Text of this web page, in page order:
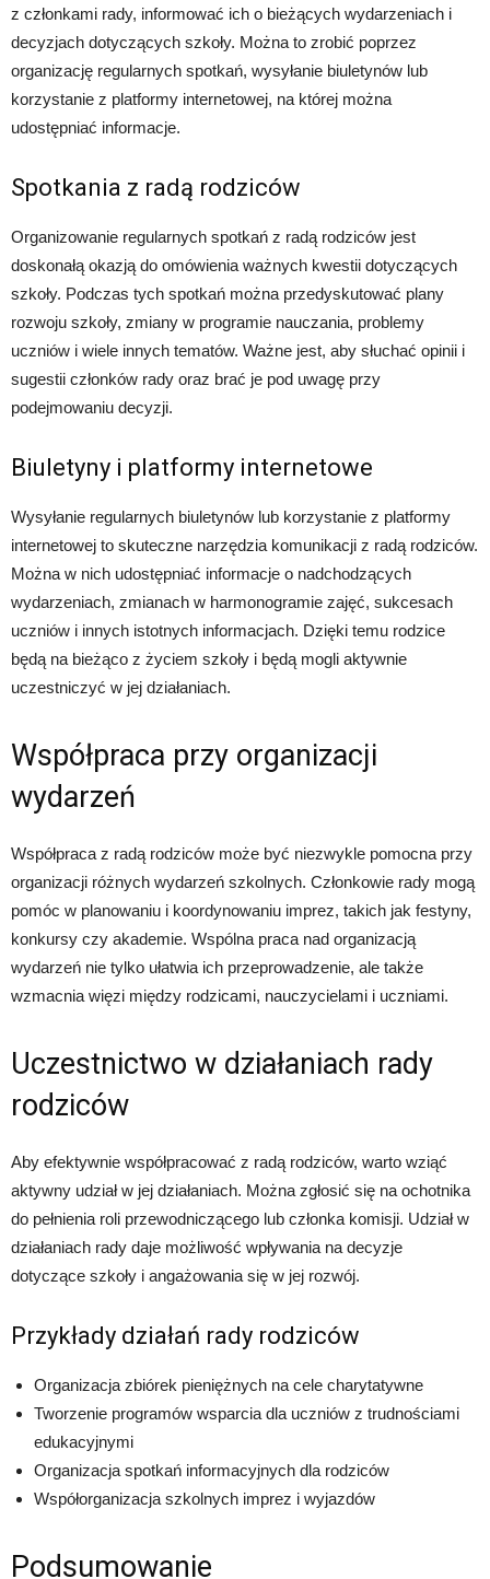
z członkami rady, informować ich o bieżących wydarzeniach i
decyzjach dotyczących szkoły. Można to zrobić poprzez
organizację regularnych spotkań, wysyłanie biuletynów lub
korzystanie z platformy internetowej, na której można
udostępniać informacje.
Spotkania z radą rodziców
Organizowanie regularnych spotkań z radą rodziców jest
doskonałą okazją do omówienia ważnych kwestii dotyczących
szkoły. Podczas tych spotkań można przedyskutować plany
rozwoju szkoły, zmiany w programie nauczania, problemy
uczniów i wiele innych tematów. Ważne jest, aby słuchać opinii i
sugestii członków rady oraz brać je pod uwagę przy
podejmowaniu decyzji.
Biuletyny i platformy internetowe
Wysyłanie regularnych biuletynów lub korzystanie z platformy
internetowej to skuteczne narzędzia komunikacji z radą rodziców.
Można w nich udostępniać informacje o nadchodzących
wydarzeniach, zmianach w harmonogramie zajęć, sukcesach
uczniów i innych istotnych informacjach. Dzięki temu rodzice
będą na bieżąco z życiem szkoły i będą mogli aktywnie
uczestniczyć w jej działaniach.
Współpraca przy organizacji
wydarzeń
Współpraca z radą rodziców może być niezwykle pomocna przy
organizacji różnych wydarzeń szkolnych. Członkowie rady mogą
pomóc w planowaniu i koordynowaniu imprez, takich jak festyny,
konkursy czy akademie. Wspólna praca nad organizacją
wydarzeń nie tylko ułatwia ich przeprowadzenie, ale także
wzmacnia więzi między rodzicami, nauczycielami i uczniami.
Uczestnictwo w działaniach rady
rodziców
Aby efektywnie współpracować z radą rodziców, warto wziąć
aktywny udział w jej działaniach. Można zgłosić się na ochotnika
do pełnienia roli przewodniczącego lub członka komisji. Udział w
działaniach rady daje możliwość wpływania na decyzje
dotyczące szkoły i angażowania się w jej rozwój.
Przykłady działań rady rodziców
Organizacja zbiórek pieniężnych na cele charytatywne
Tworzenie programów wsparcia dla uczniów z trudnościami
edukacyjnymi
Organizacja spotkań informacyjnych dla rodziców
Współorganizacja szkolnych imprez i wyjazdów
Podsumowanie